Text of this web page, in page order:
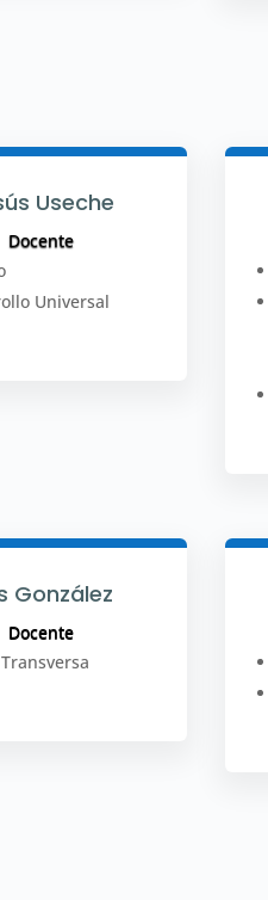
Useche
Docente
Universal
González
Docente